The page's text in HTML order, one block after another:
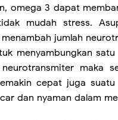
omega 3 dapat
mudah stress.
jumlah
menyambungkan
maka
cepat juga
dan nyaman dalam